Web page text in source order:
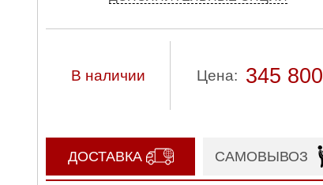
В наличии Цена: 345 800
ДОСТАВКА САМОВЫВОЗ